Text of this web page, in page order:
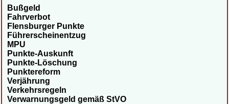
Bußgeld
Fahrverbot
Flensburger Punkte
Führerscheinentzug
MPU
Punkte-Auskunft
Punkte-Löschung
Punktereform
Verjährung
Verkehrsregeln
Verwarnungsgeld gemäß StVO